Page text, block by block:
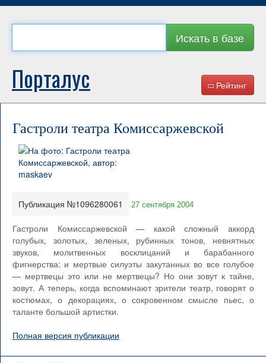
Искать в базе
Рейтинг
Порталус
Гастроли театра Комиссаржевской
Публикация №1096280061 27 сентября 2004
Гастроли Комиссаржевской — какой сложный аккорд
голубых, золотых, зеленых, рубинных тонов, невнятных
звуков, молитвенных восклицаний и барабанного
фигнерства: и мертвые силуэты закутанных во все голубое
— мертвецы это или не мертвецы? Но они зовут к тайне,
зовут. А теперь, когда вспоминают зрители театр, говорят о
костюмах, о декорациях, о сокровенном смысле пьес, о
таланте большой артистки.
Полная версия публикации